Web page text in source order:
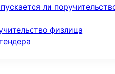
ли
физлица